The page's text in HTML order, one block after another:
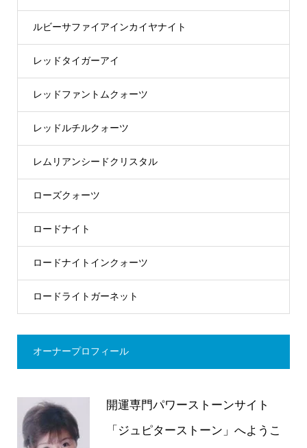
ルビーサファイアインカイヤナイト
レッドタイガーアイ
レッドファントムクォーツ
レッドルチルクォーツ
レムリアンシードクリスタル
ローズクォーツ
ロードナイト
ロードナイトインクォーツ
ロードライトガーネット
オーナープロフィール
開運専門パワーストーンサイト
「ジュピターストーン」へようこ